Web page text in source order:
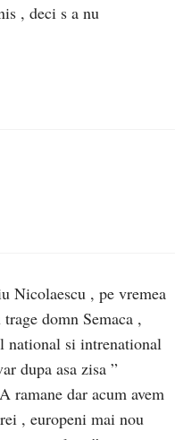
, deci s a nu
Nicolaescu , pe vremea
domn Semaca ,
national si intrenational
dupa asa zisa ”
dar acum avem
, europeni mai nou